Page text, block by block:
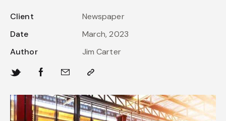
Client
Newspaper
Date
March, 2023
Author
Jim Carter